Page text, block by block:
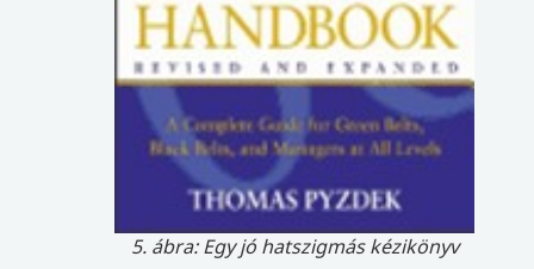
5. ábra: Egy jó hatszigmás kézikönyv